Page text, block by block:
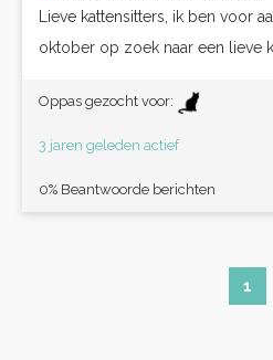
Lieve kattensitters, ik ben voor
oktober op zoek naar een lieve
Oppas gezocht voor:
3 jaren geleden actief
0% Beantwoorde berichten
1